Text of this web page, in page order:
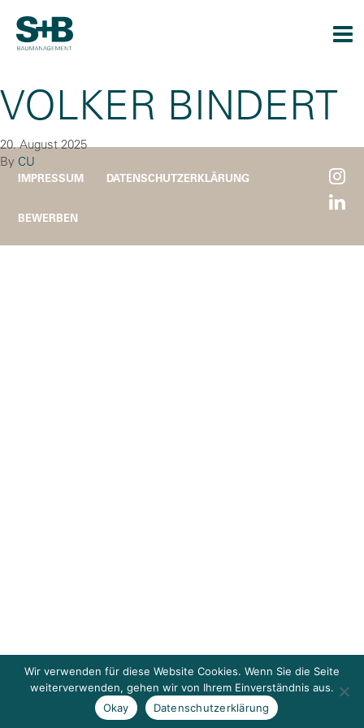
VOLKER BINDERT
20. August 2025
By CU
IMPRESSUM DATENSCHUTZERKLÄRUNG
BEWERBEN
Wir verwenden für diese Website Cookies. Wenn Sie die Seite
weiterverwenden, gehen wir von Ihrem Einverständnis aus.
Okay
Datenschutzerklärung